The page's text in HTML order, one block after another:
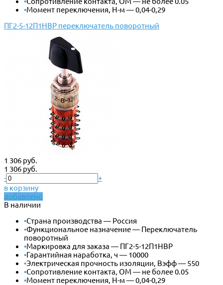
•Момент переключения, Н-м — 0,04-0,29
ПГ2-5-12П1НВР переключатель поворотный
1 306 руб.
1 306 руб.
-
+
в корзину
добавлено
В наличии
•Страна производства — Россия
•Функциональное назначение — Переключатель
поворотный
•Маркировка для заказа — ПГ2-5-12П1НВР
•Гарантийная наработка, ч — 10000
•Электрическая прочность изоляции, Вэфф — 550
•Сопротивление контакта, ОМ — не более 0.05
•Момент переключения, Н-м — 0,04-0,29